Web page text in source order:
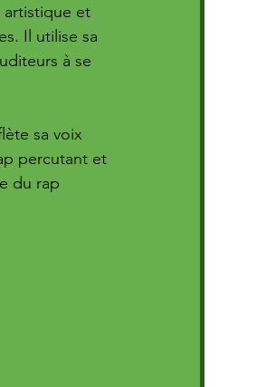
artistique et
Il utilise sa
à se
sa voix
percutant et
du rap